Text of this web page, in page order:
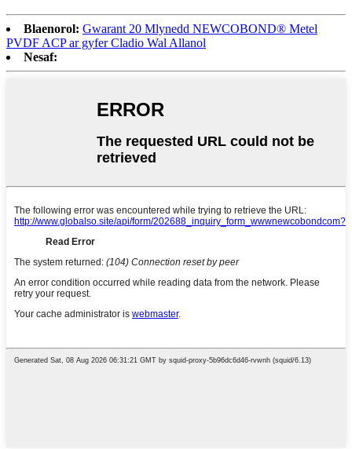
Blaenorol: Gwarant 20 Mlynedd NEWCOBOND® Metel
PVDF ACP ar gyfer Cladio Wal Allanol
Nesaf: